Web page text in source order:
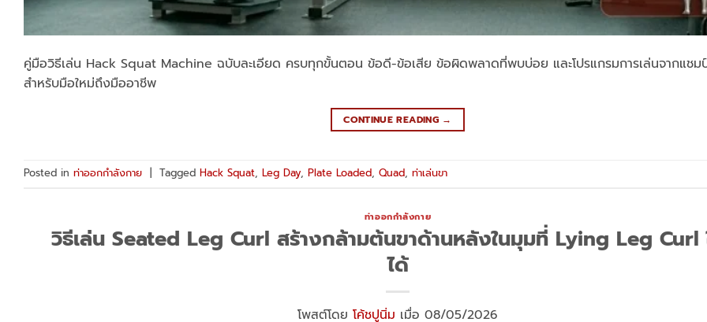
คู่มือวิธีเล่น Hack Squat Machine ฉบับละเอียด ครบทุกขั้นตอน ข้อดี-ข้อเสีย ข้อผิดพลาดที่พบบ่อย และโปรแกรมการเล่นจากแชมป์
สำหรับมือใหม่ถึงมืออาชีพ
CONTINUE READING →
Posted in ท่าออกกำลังกาย Tagged Hack Squat, Leg Day, Plate Loaded, Quad, ท่าเล่นขา
ท่าออกกำลังกาย
วิธีเล่น Seated Leg Curl สร้างกล้ามต้นขาด้านหลังในมุมที่ Lying Leg Curl
ได้
โพสต์โดย โค้ชปูนิ่ม เมื่อ 08/05/2026